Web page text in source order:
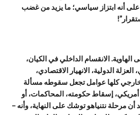
على أنه ابتزاز سياسي؛ ما يزيد من غضب
الهاوية. الانقسام الداخلي في الكيان،
الدولية، الانهيار الاقتصادي،
كلها عوامل تجعل سقوطه مسألة
إسقاط حكومته، المحاكمات، أو
أن مرحلة نتنياهو توشك على النهاية، وأنه –